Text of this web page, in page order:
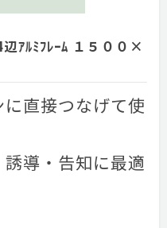
辺ｱﾙﾐﾌﾚｰﾑ １５００×
直接つなげて使
導・告知に最適